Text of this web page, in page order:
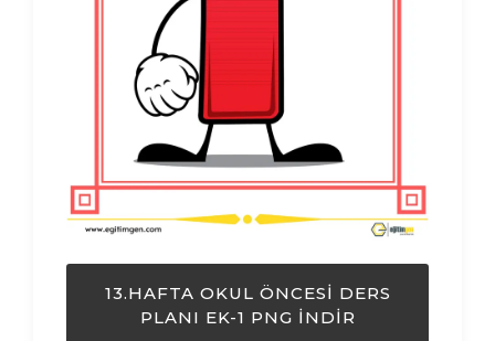
13.HAFTA OKUL ÖNCESI DERS
PLANI EK-1 PNG İNDIR